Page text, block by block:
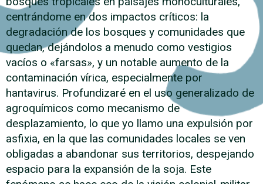
centrándome en dos impactos críticos: la
degradación de los bosques y comunidades que
quedan, dejándolos a menudo como vestigios
vacíos o «farsas», y un notable aumento de la
contaminación vírica, especialmente por
hantavirus. Profundizaré en el uso generalizado de
agroquímicos como mecanismo de
desplazamiento, lo que yo llamo una expulsión por
asfixia, en la que las comunidades locales se ven
obligadas a abandonar sus territorios, despejando
espacio para la expansión de la soja. Este